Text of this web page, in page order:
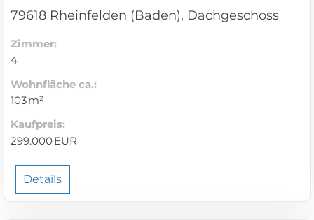
79618 Rheinfelden (Baden), Dachgeschoss
Zimmer:
4
Wohnfläche ca.:
103 m²
Kaufpreis:
299.000 EUR
Details